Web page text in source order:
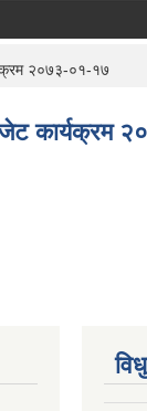
२०७३-०१-१७
कार्यक्रम